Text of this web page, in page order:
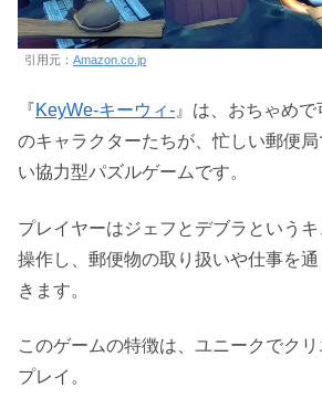
引用元： Amazon.co.jp
『KeyWe-キーウィ- 』は、おちゃめ
のキャラクターたちが、忙しい郵便
い協力型パズルゲームです。
プレイヤーはジェフとデブラという
操作し、郵便物の取り扱いや仕事を
きます。
このゲームの特徴は、ユニークでク
プレイ。